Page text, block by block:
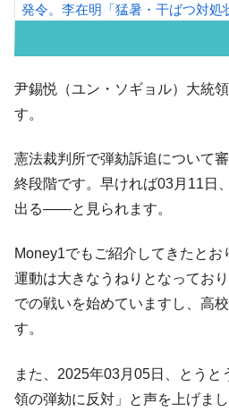
発令。李在明「猛暑・干ばつ対処
07月販売台数は去年のほぼ半分
『Money1』
『Money1』
韓国K9専用砲弾･
兵器「K10」が改良に乗り出す。
体だけで410億ドル、輸出全体の
『Money1』
韓国･李在明「青
や、若者に起業させよう」⇒ どん
『Money1』
『Money1』
韓国「ここは北朝
ーにウソのデータを入力したのは
尹錫悦（ユン・ソギョル）大統
す。
憲法裁判所で弾劾訴追について
終段階です。早ければ03月11日
出る――と見られます。
Money1でもご紹介してきたとお
運動は大きなうねりとなってお
での戦いを始めていますし、高
す。
また、2025年03月05日、とうと
領の弾劾に反対」と声を上げまし